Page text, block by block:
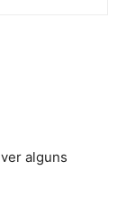
alguns